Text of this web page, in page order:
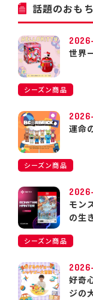
話題のおも
世界
シーズン商品
運命
シーズン商品
モン
の生
シーズン商品
好奇
ジの